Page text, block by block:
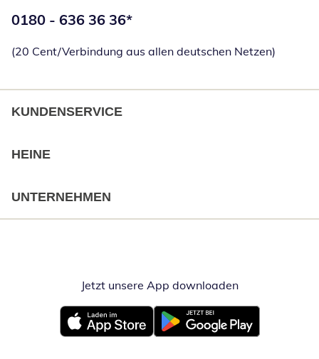
Telefonnummer:
0180 - 636 36 36*
(20 Cent/Verbindung aus allen deutschen Netzen)
KUNDENSERVICE
HEINE
UNTERNEHMEN
Jetzt unsere App downloadenÖffnet in
Öffnet in neuem FensterÖffnet in neuem Fenster